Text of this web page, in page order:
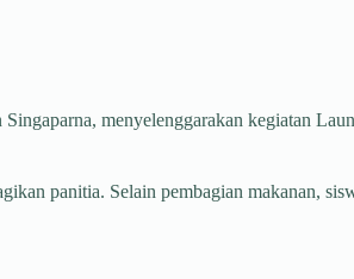
menyelenggarakan kegiatan
panitia. Selain pembagian makanan,